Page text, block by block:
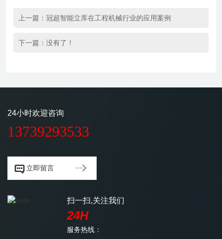
上一篇： 冠超智能立库在工程机械行业的应用案例
下一篇：没有了！
24小时欢迎咨询
13739293533
 立即留言 
扫一扫,关注我们
24H
服务热线：